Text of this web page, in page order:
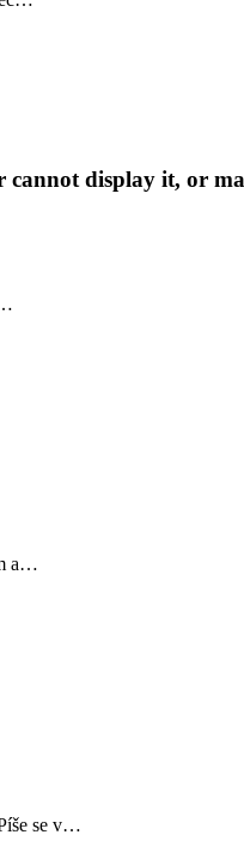
cannot display it, or
a…
se v…